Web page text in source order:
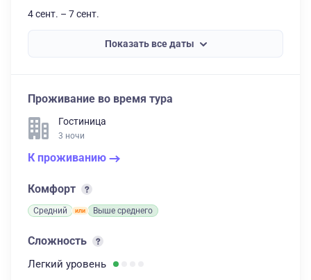
4 сент. – 7 сент.
Показать все даты
Проживание во время тура
Гостиница
3 ночи
К проживанию
Комфорт
Средний Выше среднего
Сложность
Легкий уровень